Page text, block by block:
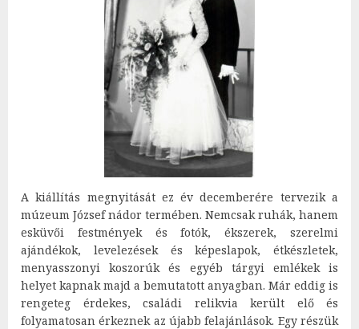
A kiállítás megnyitását ez év decemberére tervezik a
múzeum József nádor termében. Nemcsak ruhák, hanem
esküvői festmények és fotók, ékszerek, szerelmi
ajándékok, levelezések és képeslapok, étkészletek,
menyasszonyi koszorúk és egyéb tárgyi emlékek is
helyet kapnak majd a bemutatott anyagban. Már eddig is
rengeteg érdekes, családi relikvia került elő és
folyamatosan érkeznek az újabb felajánlások. Egy részük